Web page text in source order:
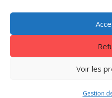
Voir les
Gestion
EnVol Formations
Mentions